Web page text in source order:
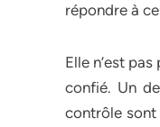
répondre à
Elle n’est
confié. Un
contrôle sont